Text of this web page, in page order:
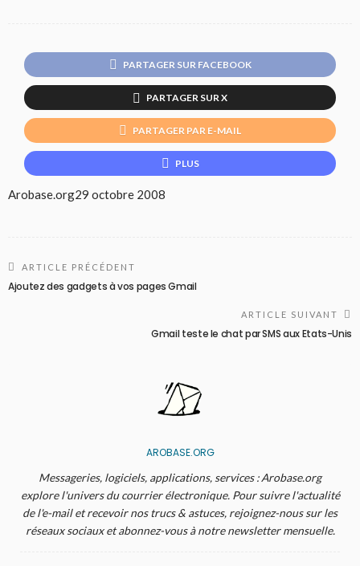
PARTAGER SUR FACEBOOK
PARTAGER SUR X
PARTAGER PAR E-MAIL
PLUS
Arobase.org29 octobre 2008
ARTICLE PRÉCÉDENT
Ajoutez des gadgets à vos pages Gmail
ARTICLE SUIVANT
Gmail teste le chat par SMS aux Etats-Unis
AROBASE.ORG
Messageries, logiciels, applications, services : Arobase.org
explore l'univers du courrier électronique. Pour suivre l'actualité
de l'e-mail et recevoir nos trucs & astuces, rejoignez-nous sur les
réseaux sociaux et abonnez-vous à notre newsletter mensuelle.